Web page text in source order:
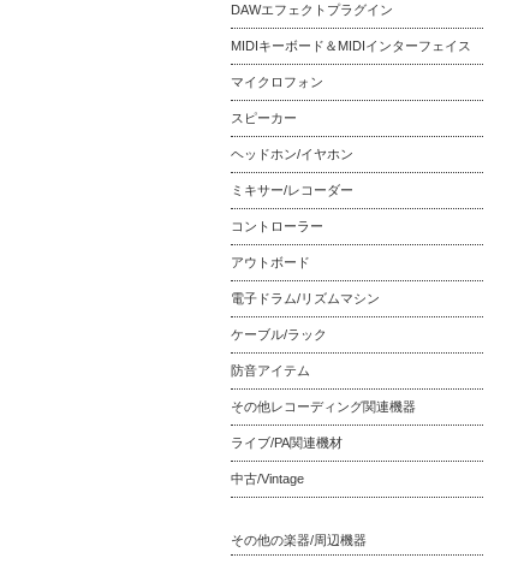
DAWエフェクトプラグイン
MIDIキーボード＆MIDIインターフェイス
マイクロフォン
スピーカー
ヘッドホン/イヤホン
ミキサー/レコーダー
コントローラー
アウトボード
電子ドラム/リズムマシン
ケーブル/ラック
防音アイテム
その他レコーディング関連機器
ライブ/PA関連機材
中古/Vintage
その他の楽器/周辺機器